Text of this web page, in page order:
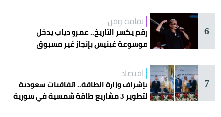
6
ثقافة وفن
رقم يكسر التاريخ.. عمرو دياب يدخل
موسوعة غينيس بإنجاز غير مسبوق
7
اقتصاد
بإشراف وزارة الطاقة.. اتفاقيات سعودية
لتطوير 3 مشاريع طاقة شمسية في سورية